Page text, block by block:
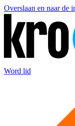
Overslaan en naar de
Word lid